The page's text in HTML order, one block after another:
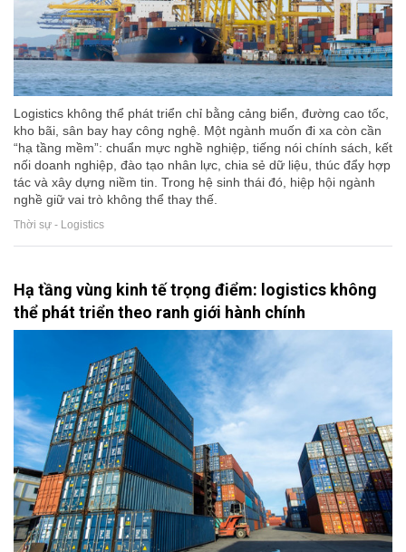
Logistics không thể phát triển chỉ bằng cảng biển, đường cao tốc,
kho bãi, sân bay hay công nghệ. Một ngành muốn đi xa còn cần
“hạ tầng mềm”: chuẩn mực nghề nghiệp, tiếng nói chính sách, kết
nối doanh nghiệp, đào tạo nhân lực, chia sẻ dữ liệu, thúc đẩy hợp
tác và xây dựng niềm tin. Trong hệ sinh thái đó, hiệp hội ngành
nghề giữ vai trò không thể thay thế.
Thời sự - Logistics
Hạ tầng vùng kinh tế trọng điểm: logistics không
thể phát triển theo ranh giới hành chính